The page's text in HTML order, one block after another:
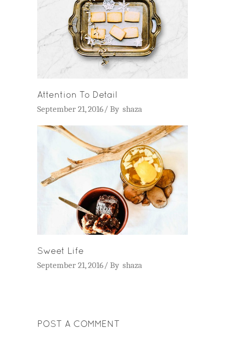
Attention To Detail
September 21, 2016 By shaza
Sweet Life
September 21, 2016 By shaza
POST A COMMENT